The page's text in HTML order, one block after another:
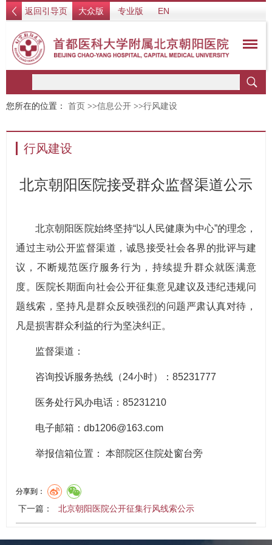
返回引导页 大众版 专业版 EN
您所在的位置： 首页 >>信息公开 >>行风建设
行风建设
北京朝阳医院接受群众监督渠道公示
北京朝阳医院始终坚持“以人民健康为中心”的理念，
通过主动公开监督渠道，诚恳接受社会各界的批评与建
议，不断规范医疗服务行为，持续提升群众就医满意
度。医院长期面向社会公开征集意见建议及违纪违规问
题线索，坚持凡是群众反映强烈的问题严肃认真对待，
凡是损害群众利益的行为坚决纠正。
监督渠道：
咨询投诉服务热线（24小时）：85231777
医务处行风办电话：85231210
电子邮箱：db1206@163.com
举报信箱位置： 本部院区住院处窗台旁
分享到：
下一篇： 北京朝阳医院公开征集行风线索公示